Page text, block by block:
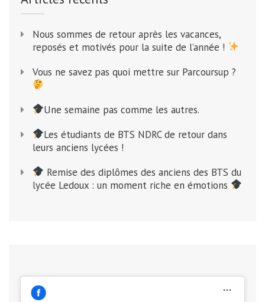
Nous sommes de retour après les vacances,
reposés et motivés pour la suite de l’année !
Vous ne savez pas quoi mettre sur Parcoursup ?
Une semaine pas comme les autres.
Les étudiants de BTS NDRC de retour dans
leurs anciens lycées !
Remise des diplômes des anciens des BTS du
lycée Ledoux : un moment riche en émotions